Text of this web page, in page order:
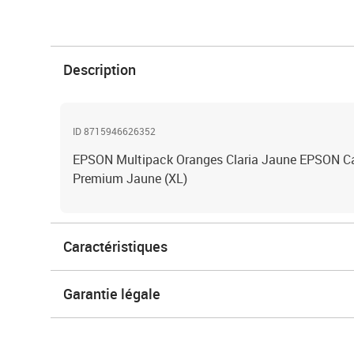
Description
ID 8715946626352
EPSON Multipack Oranges Claria Jaune EPSON
Premium Jaune (XL)
Caractéristiques
Garantie légale